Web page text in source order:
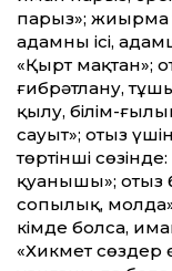
парыз»; жиырма
адамның ісі,
«Қырт мақтан»;
ғибрәтлану,
қылу, білім-
сауыт»; отыз
төртінші
қуанышы»; отыз
сопылық,
кімде болса,
«Хикмет сөздер